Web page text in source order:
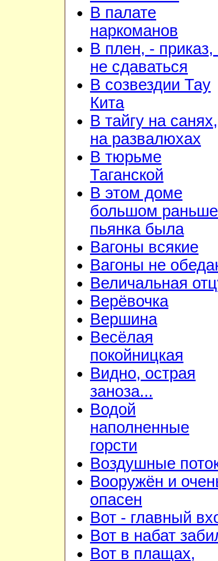
В палате
наркоманов
В плен, - приказ,
не сдаваться
В созвездии Тау
Кита
В тайгу на санях,
на развалюхах
В тюрьме
Таганской
В этом доме
большом раньше
пьянка была
Вагоны всякие
Вагоны не
Величальная
Верёвочка
Вершина
Весёлая
покойницкая
Видно, острая
заноза...
Водой
наполненные
горсти
Воздушные
Вооружён и
опасен
Вот - главный
Вот в набат
Вот в плащах,